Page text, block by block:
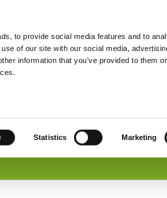
to provide social media features and to
of our site with our social media,
information that you’ve provided to them
Statistics Marketing